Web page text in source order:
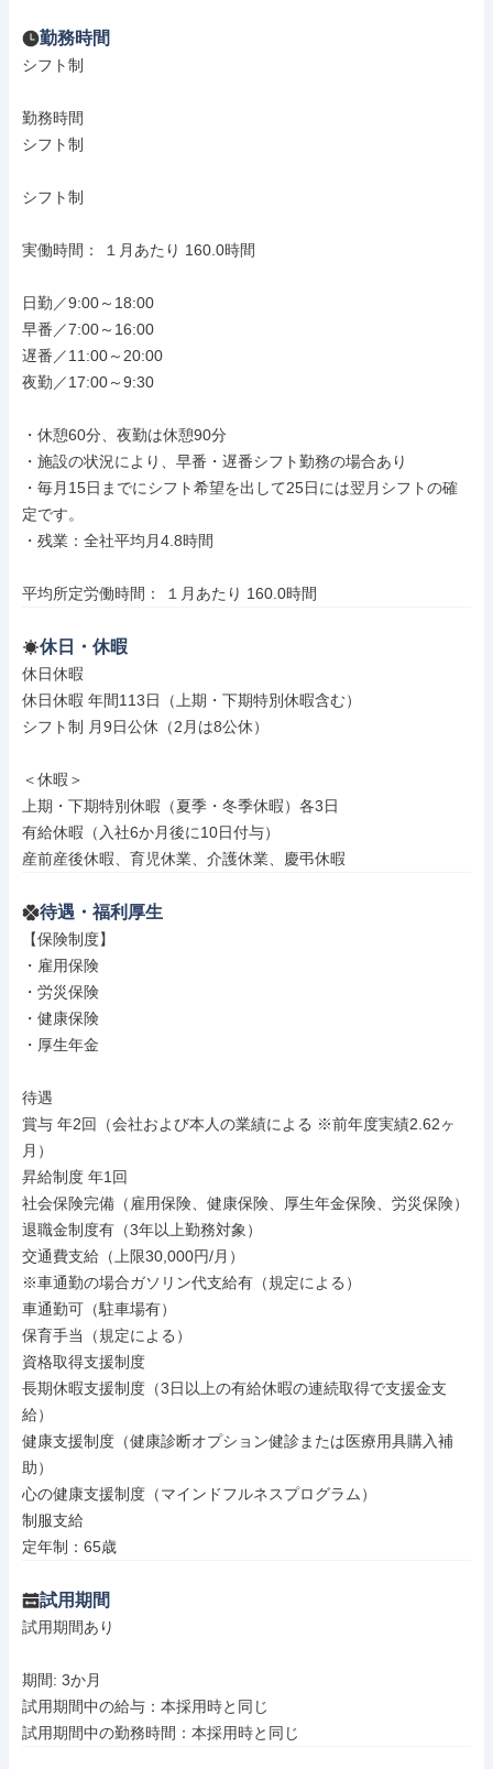
勤務時間
シフト制
勤務時間
シフト制
シフト制
実働時間： １月あたり 160.0時間
日勤／9:00～18:00
早番／7:00～16:00
遅番／11:00～20:00
夜勤／17:00～9:30
・休憩60分、夜勤は休憩90分
・施設の状況により、早番・遅番シフト勤務の場合あり
・毎月15日までにシフト希望を出して25日には翌月シフトの確
定です。
・残業：全社平均月4.8時間
平均所定労働時間： １月あたり 160.0時間
休日・休暇
休日休暇
休日休暇 年間113日（上期・下期特別休暇含む）
シフト制 月9日公休（2月は8公休）
＜休暇＞
上期・下期特別休暇（夏季・冬季休暇）各3日
有給休暇（入社6か月後に10日付与）
産前産後休暇、育児休業、介護休業、慶弔休暇
待遇・福利厚生
【保険制度】
・雇用保険
・労災保険
・健康保険
・厚生年金
待遇
賞与 年2回（会社および本人の業績による ※前年度実績2.62ヶ
月）
昇給制度 年1回
社会保険完備（雇用保険、健康保険、厚生年金保険、労災保険）
退職金制度有（3年以上勤務対象）
交通費支給（上限30,000円/月）
※車通勤の場合ガソリン代支給有（規定による）
車通勤可（駐車場有）
保育手当（規定による）
資格取得支援制度
長期休暇支援制度（3日以上の有給休暇の連続取得で支援金支
給）
健康支援制度（健康診断オプション健診または医療用具購入補
助）
心の健康支援制度（マインドフルネスプログラム）
制服支給
定年制：65歳
試用期間
試用期間あり
期間: 3か月
試用期間中の給与：本採用時と同じ